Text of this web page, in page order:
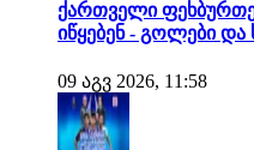
ქართველი
იწყებენ - გოლები
09 აგვ 2026, 11:58